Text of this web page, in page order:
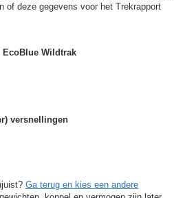
of deze gegevens voor het Trekrapport
EcoBlue Wildtrak
versnellingen
Ga terug en kies een andere